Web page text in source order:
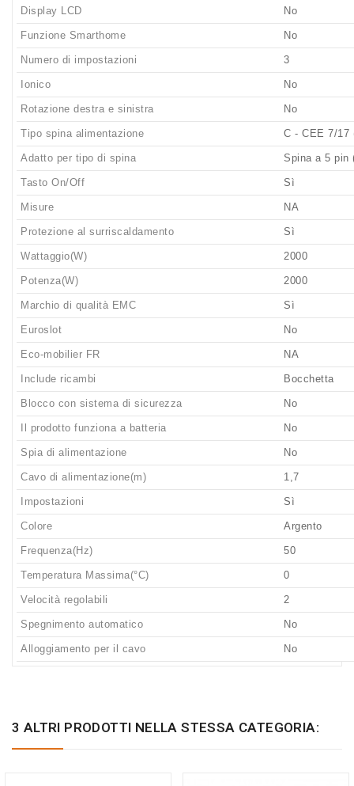
Display LCD No
Funzione Smarthome No
Numero di impostazioni 3
Ionico No
Rotazione destra e sinistra No
Tipo spina alimentazione C - CEE 7/17
Adatto per tipo di spina Spina a 5 pin
Tasto On/Off Sì
Misure NA
Protezione al surriscaldamento Sì
Wattaggio(W) 2000
Potenza(W) 2000
Marchio di qualità EMC Sì
Euroslot No
Eco-mobilier FR NA
Include ricambi Bocchetta
Blocco con sistema di sicurezza No
Il prodotto funziona a batteria No
Spia di alimentazione No
Cavo di alimentazione(m) 1,7
Impostazioni Sì
Colore Argento
Frequenza(Hz) 50
Temperatura Massima(°C) 0
Velocità regolabili 2
Spegnimento automatico No
Alloggiamento per il cavo No
3 ALTRI PRODOTTI NELLA STESSA CATEGORIA: